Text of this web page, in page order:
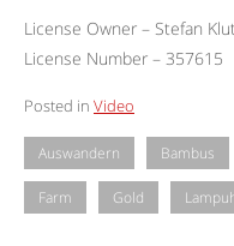
License Owner – Stefan
License Number – 357615
Posted in Video
Auswandern Bambus
Farm Gold